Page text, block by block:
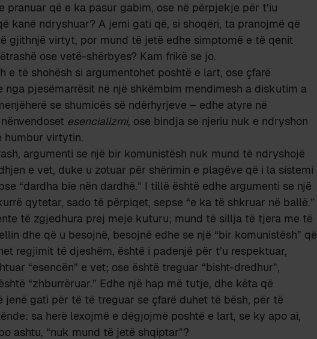
pranuar që e ka pasur gabim, ose në përpjekje për t’iu
kanë ndryshuar? A jemi gati që, si shoqëri, ta pranojmë që
gjithnjë virtyt, por mund të jetë edhe simptomë e të qenit
ose vetë-shërbyes? Kam frikë se jo.
e të shohësh si argumentohet poshtë e lart, ose çfarë
nga pjesëmarrësit në një shkëmbim mendimesh a diskutim a
se shumicës së ndërhyrjeve – edhe atyre në
esencializmi, ose bindja se njeriu nuk e ndryshon
humbur virtytin.
argumenti se një bir komunistësh nuk mund të ndryshojë
e vet, duke u zotuar për shërimin e plagëve që i la sistemi
“dardha bie nën dardhë.” I tillë është edhe argumenti se një
qytetar, sado të përpiqet, sepse “e ka të shkruar në ballë.”
të zgjedhura prej meje kuturu; mund të sillja të tjera me të
dhe që u besojnë, besojnë edhe se një “bir komunistësh” që
regjimit të djeshëm, është i padenjë për t’u respektuar,
“esencën” e vet; ose është treguar “bisht-dredhur”,
“zhburrëruar.” Edhe një hap më tutje, dhe këta që
jenë gati për të të treguar se çfarë duhet të bësh, për të
sa herë lexojmë e dëgjojmë poshtë e lart, se ky apo ai,
ashtu, “nuk mund të jetë shqiptar”?